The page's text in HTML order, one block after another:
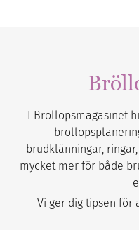
I Bröllopsmagasinet
brudklänningar,
mycket mer för både
Vi ger dig tipsen för